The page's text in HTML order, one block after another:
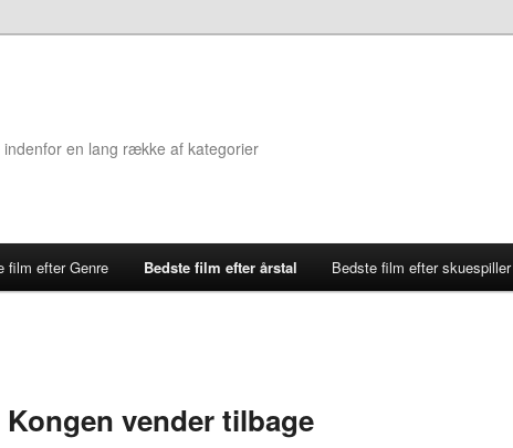
en lang række af kategorier
film efter Genre Bedste film efter årstal Bedste film efter skuespiller
vender tilbage